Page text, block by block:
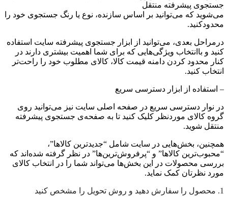
جستجوی پیشرفته منتقل
می‌شوید که می‌‏‏توانید بر اساس سازنده، نوع یا رنگ جستجوی خود را
محدودکنید.
درمراحل بعدی، می‌‏‏توانید از ابزار جستجوی پیشرفته سایت استفاده
کنید و باانتخاب ویژگی‌‏‏هایی که برای شما اهمیت بیشتری دارند در
کنار محدود کردن دامنه قیمت کالا، کالای مطلوب خود را راحت‏‏‌تر
انتخاب کنید.
– استفاده از ابزار دسترسی سریع
در نوار دسترسی سریع در صفحه اصلی سایت نیز می‌توانید روی
گروه کالای موردنظر کلیک کنید تا به صفحه‌ی جستجوی پیشرفته
منتقل شوید.
همچنین، بخش‌‏هایی در سایت شامل “جدیدترین‏‌ کالاها”،
“محبوب‌ترین کالاها” و “پرفروش‏‌ترین‏‌ها” در نظر گرفته شده‌‏‏اند که
بررسی محصولات در این بخش‏‏‌ها می‌‏تواند شما را در انتخاب کالای
مورد نظرتان کمک نماید.
1. محصول را سفارش دهید و روش تحویل را مشخص کنید